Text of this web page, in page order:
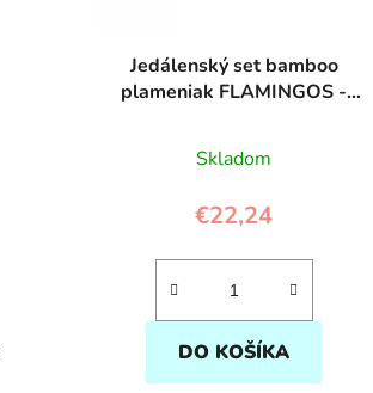
Jedálenský set bamboo
plameniak FLAMINGOS -
Skladom
€22,24
DO KOŠÍKA